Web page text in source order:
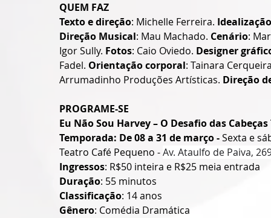
QUEM FAZ
Texto e direção: Michelle Ferreira.
Direção Musical: Mau Machado. Cenário:
Igor Sully. Fotos: Caio Oviedo. Designer
Fadel. Orientação corporal: Tainara
Arrumadinho Produções Artísticas. Direção
PROGRAME-SE
Eu Não Sou Harvey – O Desafio das
Temporada: De 08 a 31 de março - Sexta e
Teatro Café Pequeno - Av. Ataulfo de Paiva,
Ingressos: R$50 inteira e R$25 meia entrada
Duração: 55 minutos
Classificação: 14 anos
Gênero: Comédia Dramática